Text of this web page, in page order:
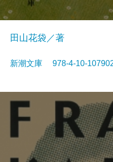
田山花袋／著
新潮文庫 978-4-10-